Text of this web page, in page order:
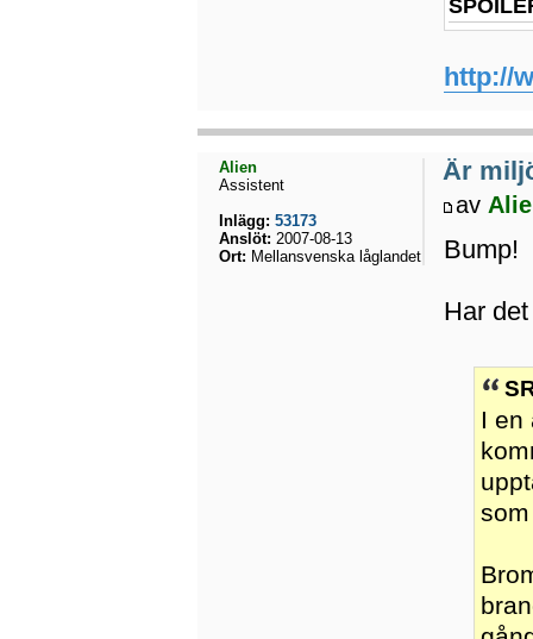
http://
Är
av
Bump!
Har
I en
Alien
Assistent
Inlägg: 53173
Anslöt: 2007-08-13
Ort: Mellansvenska låglandet